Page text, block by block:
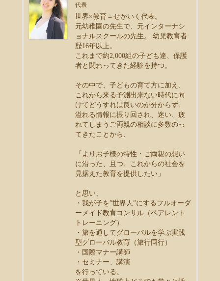
代表
世界×教育＝せかいく代表。
元幼稚園の先生で、元インターナシ
ョナルスクールの先生。 幼児教育者
歴16年以上。
これまで約2,000組の子ども達、保護
者と関わってきた経験を持つ。
その中で、子どもの育て方に加え、
これから来る予測出来ない時代に向
けてどうすれば良いのか分からず、
溢れる情報に振り回され、迷い、疲
れてしまうご両親の相談に多数のっ
てきたことから、
「よりお子様の特性・ご両親の想い
に沿った、且つ、これからの社会を
見据えた教育を提供したい」
と思い、
・我が子を”世界人”にするフルオーダ
ーメイド教育コンサル（ペアレント
トレーニング）
・旅を通してグローバルを学ぶ実践
型グローバル教育（旅行同行）
・国際マナー講師
・セミナー、講演
を行っている。